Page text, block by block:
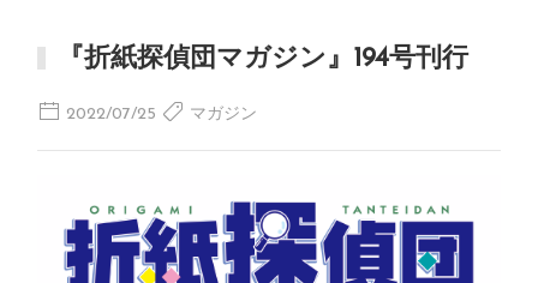
『折紙探偵団マガジン』194号刊行
2022/07/25 マガジン